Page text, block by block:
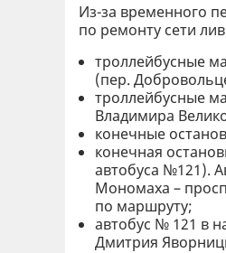
Из-за временного
по ремонту сети
троллейбусные
(пер.
троллейбусные
Владимира
конечные
конечная
автобуса №121).
Мономаха –
по маршруту;
автобус № 121 в
Дмитрия